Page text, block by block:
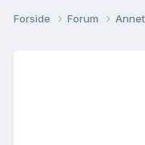
Forside Forum Annet